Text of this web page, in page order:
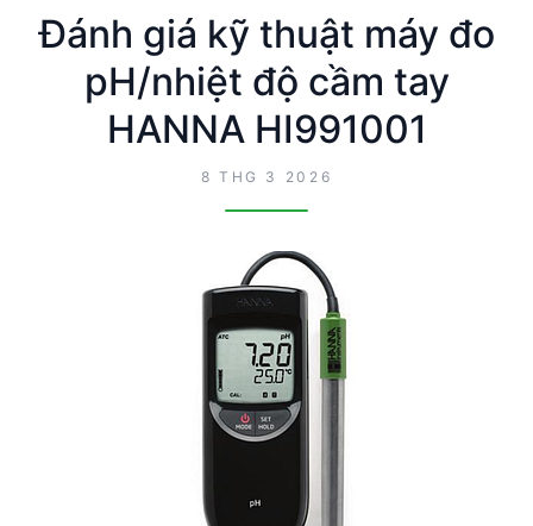
Đánh giá kỹ thuật máy đo
pH/nhiệt độ cầm tay
HANNA HI991001
8 THG 3 2026